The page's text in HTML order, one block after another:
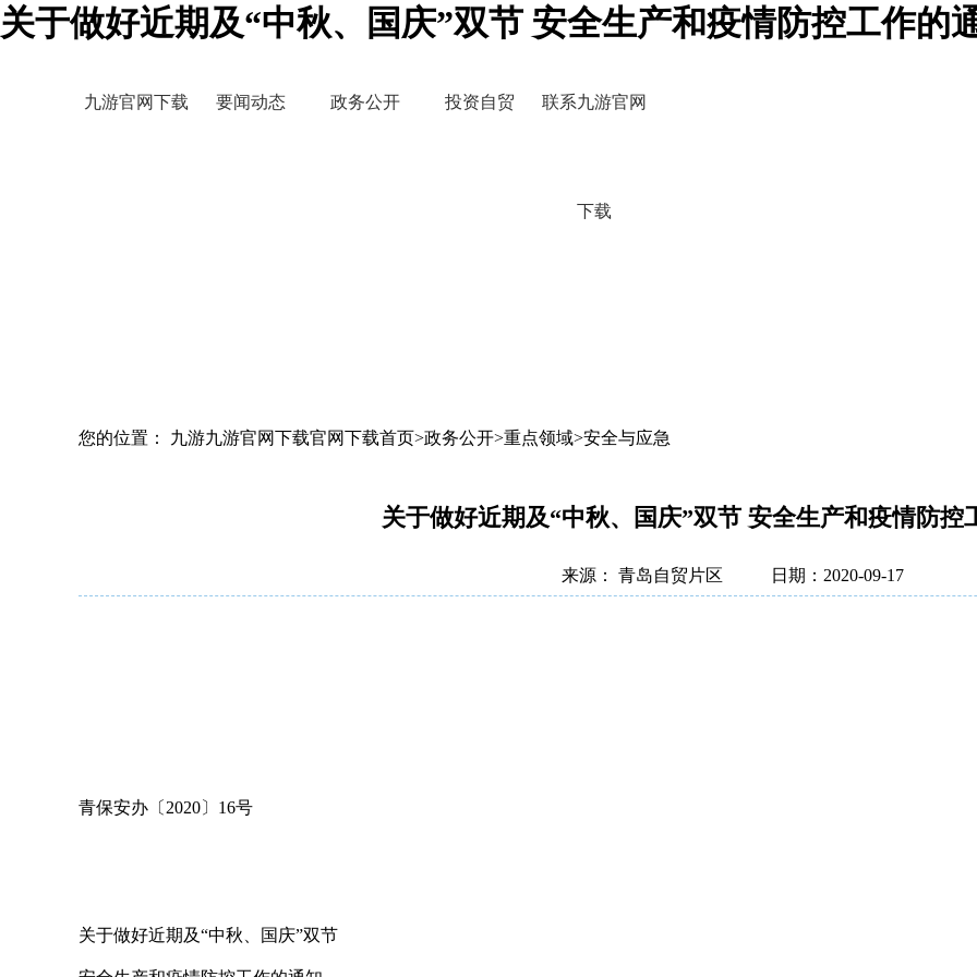
关于做好近期及“中秋、国庆”双节 安全生产和疫情防控工作的
九游官网下载 要闻动态 政务公开 投资自贸 联系九游官网
下载
您的位置： 九游九游官网下载官网下载首页>政务公开>重点领域>安全与应急
关于做好近期及“中秋、国庆”双节 安全生产和疫情防控
来源： 青岛自贸片区 日期：2020-09-17
青保安办〔2020〕16号
关于做好近期及“中秋、国庆”双节